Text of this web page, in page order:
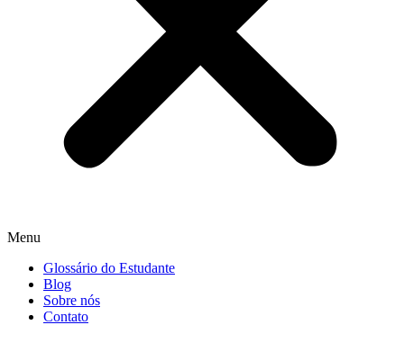
Menu
Glossário do Estudante
Blog
Sobre nós
Contato